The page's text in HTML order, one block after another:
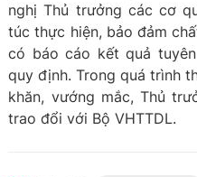
nghị Thủ trưởng các cơ
túc thực hiện, bảo đảm
có báo cáo kết quả
quy định. Trong quá trình
khăn, vướng mắc, Thủ
trao đổi với Bộ VHTTDL.